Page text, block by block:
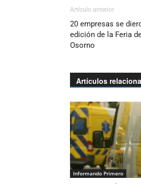
Artículo anterior
20 empresas se
edición de la Feria
Osorno
Artículos
Informando Primero